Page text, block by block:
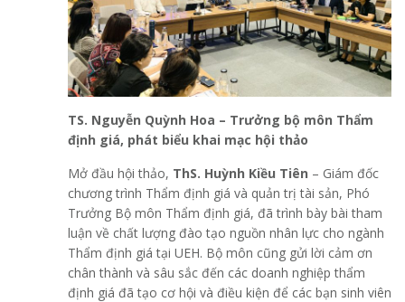
TS. Nguyễn Quỳnh Hoa – Trưởng bộ môn Thẩm
định giá, phát biểu khai mạc hội thảo
Mở đầu hội thảo, ThS. Huỳnh Kiều Tiên – Giám đốc
chương trình Thẩm định giá và quản trị tài sản, Phó
Trưởng Bộ môn Thẩm định giá, đã trình bày bài tham
luận về chất lượng đào tạo nguồn nhân lực cho ngành
Thẩm định giá tại UEH. Bộ môn cũng gửi lời cảm ơn
chân thành và sâu sắc đến các doanh nghiệp thẩm
định giá đã tạo cơ hội và điều kiện để các bạn sinh viên